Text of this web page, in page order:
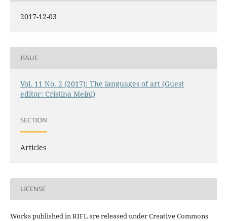
2017-12-03
ISSUE
Vol. 11 No. 2 (2017): The languages of art (Guest
editor: Cristina Meini)
SECTION
Articles
LICENSE
Works published in RIFL are released under Creative Commons